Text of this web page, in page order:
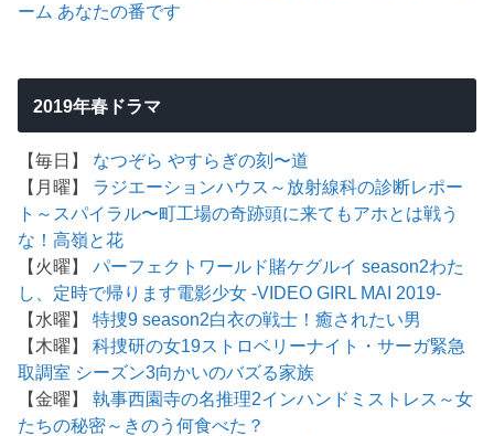
ーム あなたの番です
2019年春ドラマ
【毎日】 なつぞら やすらぎの刻〜道
【月曜】 ラジエーションハウス～放射線科の診断レポー
ト～ スパイラル〜町工場の奇跡頭に来てもアホとは戦う
な！高嶺と花
【火曜】 パーフェクトワールド賭ケグルイ season2わた
し、定時で帰ります電影少女 -VIDEO GIRL MAI 2019-
【水曜】特捜9 season2白衣の戦士！癒されたい男
【木曜】科捜研の女19ストロベリーナイト・サーガ緊急
取調室 シーズン3向かいのバズる家族
【金曜】執事西園寺の名推理2インハンド ミストレス～女
たちの秘密～ きのう何食べた？